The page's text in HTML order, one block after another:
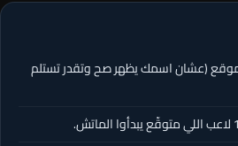
(عشان اسمك يظهر صح وتقدر تستلم